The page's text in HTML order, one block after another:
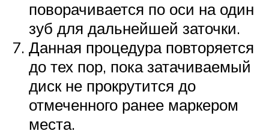
поворачивается по оси на один
зуб для дальнейшей заточки.
Данная процедура повторяется
до тех пор, пока затачиваемый
диск не прокрутится до
отмеченного ранее маркером
места.